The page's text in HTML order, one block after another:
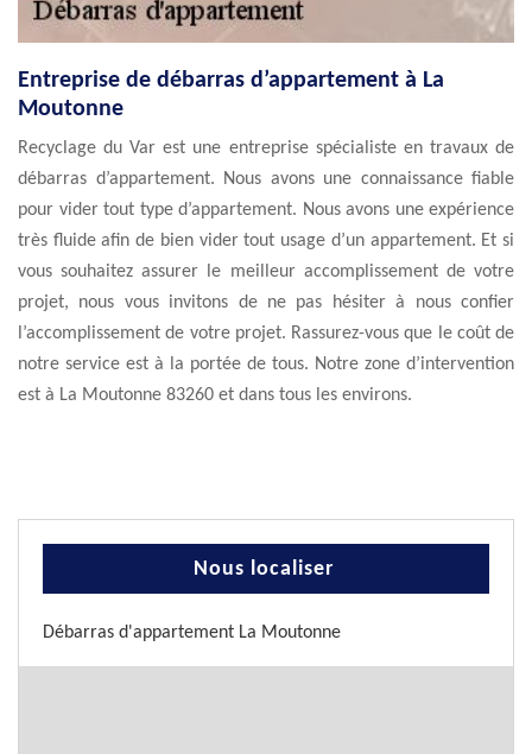
Entreprise de débarras d’appartement à La
Moutonne
Recyclage du Var est une entreprise spécialiste en travaux de
débarras d’appartement. Nous avons une connaissance fiable
pour vider tout type d’appartement. Nous avons une expérience
très fluide afin de bien vider tout usage d’un appartement. Et si
vous souhaitez assurer le meilleur accomplissement de votre
projet, nous vous invitons de ne pas hésiter à nous confier
l’accomplissement de votre projet. Rassurez-vous que le coût de
notre service est à la portée de tous. Notre zone d’intervention
est à La Moutonne 83260 et dans tous les environs.
Nous localiser
Débarras d'appartement La Moutonne